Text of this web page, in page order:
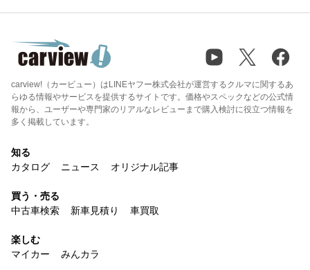
carview!（カービュー）はLINEヤフー株式会社が運営するクルマに関するあ
らゆる情報やサービスを提供するサイトです。価格やスペックなどの公式情
報から、ユーザーや専門家のリアルなレビューまで購入検討に役立つ情報を
多く掲載しています。
知る
カタログ
ニュース オリジナル記事
買う・売る
中古車検索
新車見積り 車買取
楽しむ
マイカー
みんカラ